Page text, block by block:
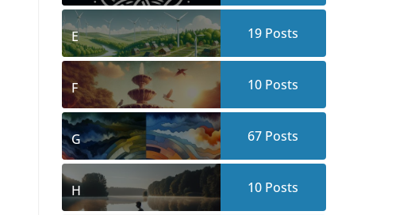
E 19 Posts
F 10 Posts
G 67 Posts
H 10 Posts